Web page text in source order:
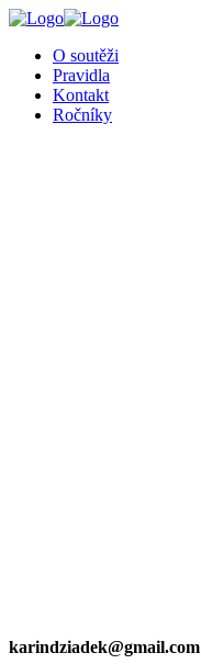
O soutěži
Pravidla
Kontakt
Ročníky
karindziadek@gmail.com